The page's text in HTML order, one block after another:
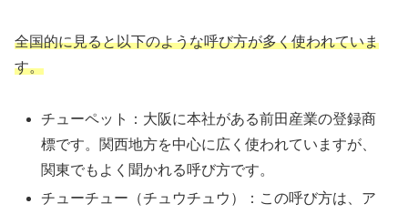
全国的に見ると以下のような呼び方が多く使われていま
す。
チューペット：大阪に本社がある前田産業の登録商
標です。関西地方を中心に広く使われていますが、
関東でもよく聞かれる呼び方です。
チューチュー（チュウチュウ）：この呼び方は、ア